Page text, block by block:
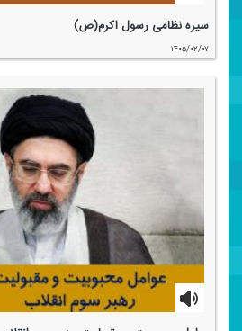
سیره نظامی رسول اكرم(ص)
۱۴۰۵/۰۲/۰۷